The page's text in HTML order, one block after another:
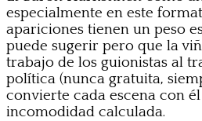
especialmente en este
apariciones tienen un peso
puede sugerir pero que la
trabajo de los guionistas al
política (nunca gratuita,
convierte cada escena con
incomodidad calculada.